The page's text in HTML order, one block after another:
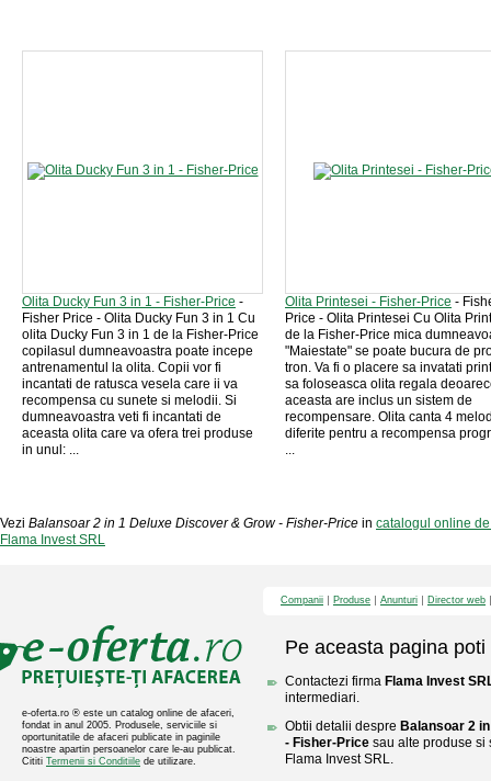
Olita Ducky Fun 3 in 1 - Fisher-Price -
Fisher Price - Olita Ducky Fun 3 in 1 Cu
olita Ducky Fun 3 in 1 de la Fisher-Price
copilasul dumneavoastra poate incepe
antrenamentul la olita. Copii vor fi
incantati de ratusca vesela care ii va
recompensa cu sunete si melodii. Si
dumneavoastra veti fi incantati de
aceasta olita care va ofera trei produse
in unul: ...
Olita Printesei - Fisher-Price -
Price - Olita Printesei Cu Olita
de la Fisher-Price mica
"Maiestate" se poate bucura de
tron. Va fi o placere sa invatati
sa foloseasca olita regala
aceasta are inclus un sistem de
recompensare. Olita canta 4
diferite pentru a recompensa
...
Vezi Balansoar 2 in 1 Deluxe Discover & Grow - Fisher-Price in catalogul online
Flama Invest SRL
e-oferta.ro ® este un catalog online de afaceri,
fondat in anul 2005. Produsele, serviciile si
oportunitatile de afaceri publicate in paginile
noastre apartin persoanelor care le-au publicat.
Cititi Termenii si Conditiile de utilizare.
Companii Produse Anunturi Director web
Pe aceasta pagina poti
Contactezi firma Flama Invest
intermediari.
Obtii detalii despre Balansoar 2
- Fisher-Price sau alte produse si
Flama Invest SRL.